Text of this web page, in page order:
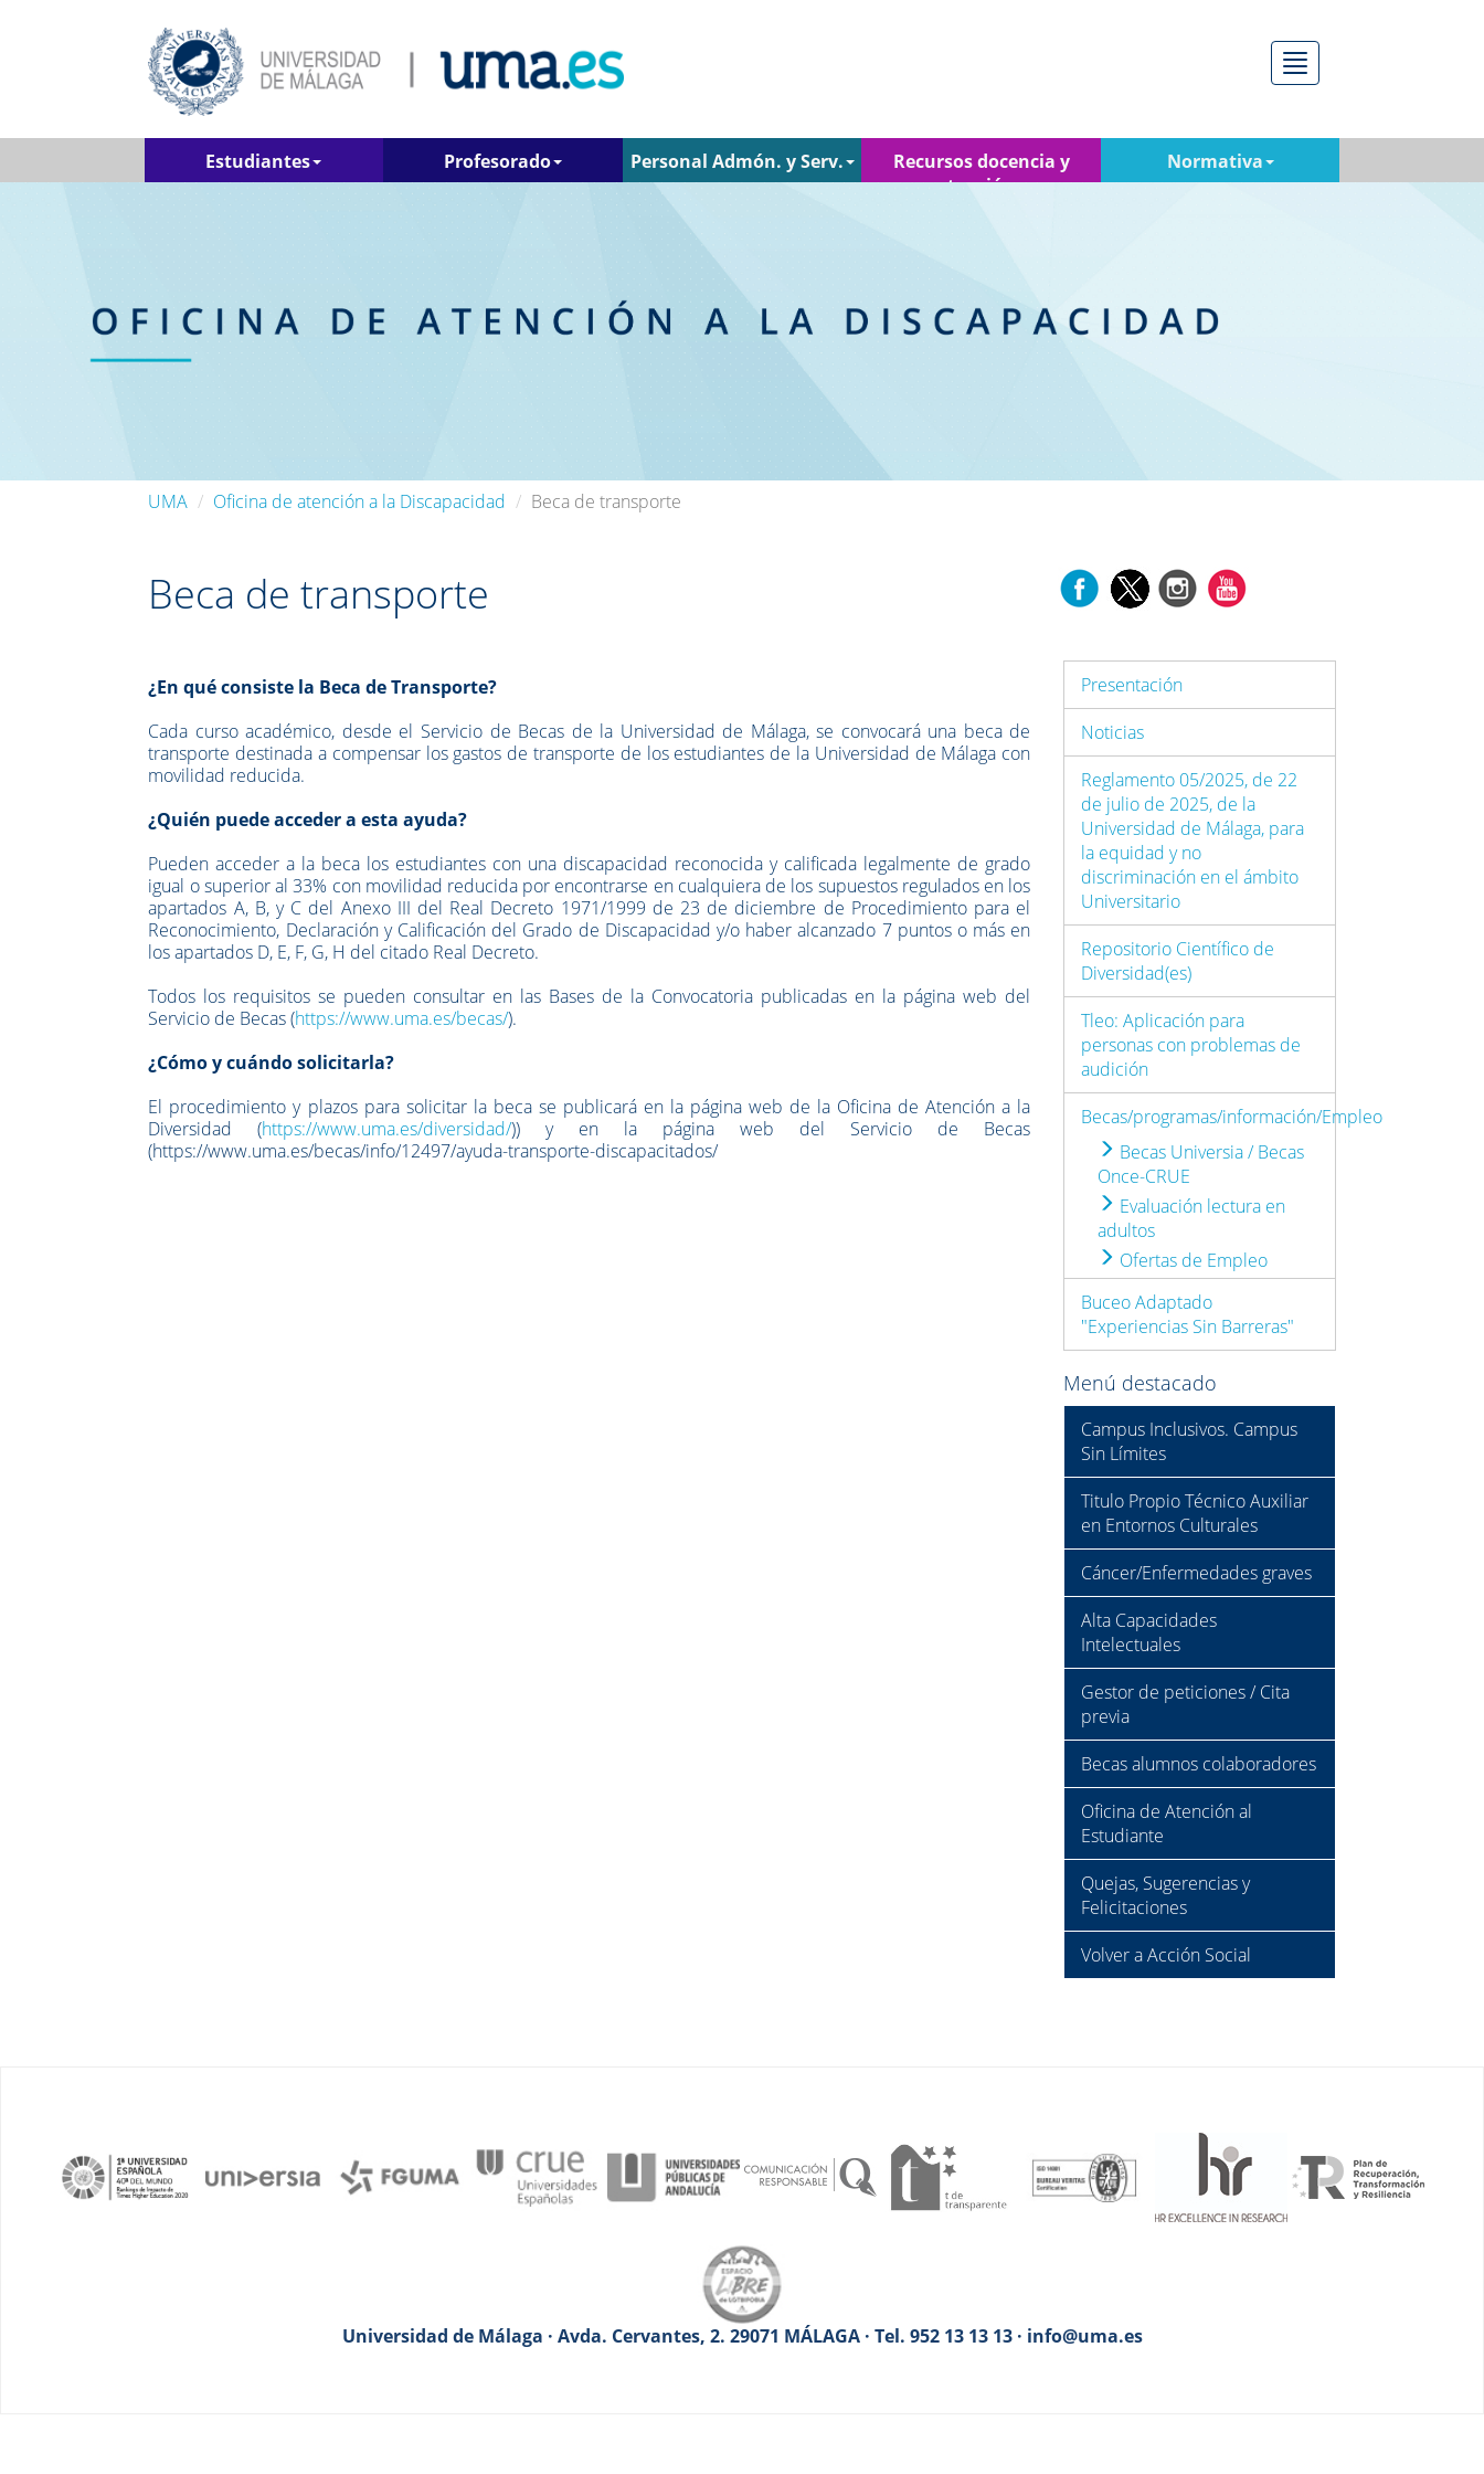
Menú
Estudiantes Profesorado Personal Admón. y Serv.
Recursos docencia y
atención
Normativa
UMA Oficina de atención a la Discapacidad Beca de transporte
Beca de transporte
¿En qué consiste la Beca de Transporte?
Cada curso académico, desde el Servicio de Becas de la Universidad de Málaga, se convocará una beca de
transporte destinada a compensar los gastos de transporte de los estudiantes de la Universidad de Málaga con
movilidad reducida.
¿Quién puede acceder a esta ayuda?
Pueden acceder a la beca los estudiantes con una discapacidad reconocida y calificada legalmente de grado
igual o superior al 33% con movilidad reducida por encontrarse en cualquiera de los supuestos regulados en los
apartados A, B, y C del Anexo III del Real Decreto 1971/1999 de 23 de diciembre de Procedimiento para el
Reconocimiento, Declaración y Calificación del Grado de Discapacidad y/o haber alcanzado 7 puntos o más en
los apartados D, E, F, G, H del citado Real Decreto.
Todos los requisitos se pueden consultar en las Bases de la Convocatoria publicadas en la página web del
Servicio de Becas (https://www.uma.es/becas/).
¿Cómo y cuándo solicitarla?
El procedimiento y plazos para solicitar la beca se publicará en la página web de la Oficina de Atención a la
Diversidad (https://www.uma.es/diversidad/)) y en la página web del Servicio de Becas
(https://www.uma.es/becas/info/12497/ayuda-transporte-discapacitados/
Presentación
Noticias
Reglamento 05/2025, de 22
de julio de 2025, de la
Universidad de Málaga, para
la equidad y no
discriminación en el ámbito
Universitario
Repositorio Científico de
Diversidad(es)
Tleo: Aplicación para
personas con problemas de
audición
Becas/programas/información/Empleo
Becas Universia / Becas
Once-CRUE
Evaluación lectura en
adultos
Ofertas de Empleo
Buceo Adaptado
"Experiencias Sin Barreras"
Menú destacado
Campus Inclusivos. Campus
Sin Límites
Titulo Propio Técnico Auxiliar
en Entornos Culturales
Cáncer/Enfermedades graves
Alta Capacidades
Intelectuales
Gestor de peticiones / Cita
previa
Becas alumnos colaboradores
Oficina de Atención al
Estudiante
Quejas, Sugerencias y
Felicitaciones
Volver a Acción Social
Universidad de Málaga · Avda. Cervantes, 2. 29071 MÁLAGA · Tel. 952 13 13 13 · info@uma.es